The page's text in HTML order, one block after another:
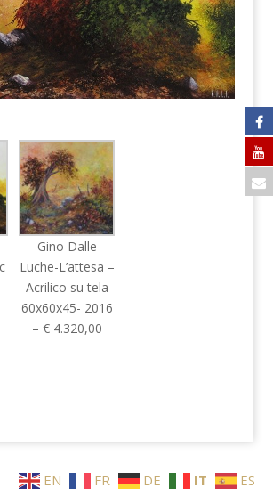
Gino Dalle
Luche-L’attesa –
Acrilico su tela
60x60x45- 2016
– € 4.320,00
EN FR DE IT ES